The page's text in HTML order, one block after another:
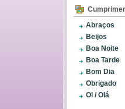
Abraços
Beijos
Boa Noite
Boa Tarde
Bom Dia
Obrigado
Oi / Olá